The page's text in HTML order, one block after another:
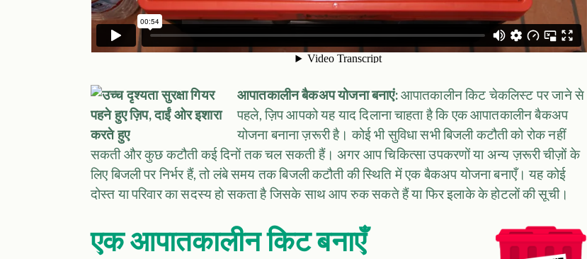
आपातकालीन बैकअप योजना बनाएं:आपातकालीन किट चेकलिस्ट पर जाने से
पहले, ज़िप आपको यह याद दिलाना चाहता है कि एक आपातकालीन बैकअप
योजना बनाना ज़रूरी है। कोई भी सुविधा सभी बिजली कटौती को रोक नहीं
सकती और कुछ कटौती कई दिनों तक चल सकती हैं। अगर आप चिकित्सा उपकरणों या अन्य ज़रूरी चीज़ों के
लिए बिजली पर निर्भर हैं, तो लंबे समय तक बिजली कटौती की स्थिति में एक बैकअप योजना बनाएँ। यह कोई
दोस्त या परिवार का सदस्य हो सकता है जिसके साथ आप रुक सकते हैं या फिर इलाके के होटलों की सूची।
एक आपातकालीन किट बनाएँ